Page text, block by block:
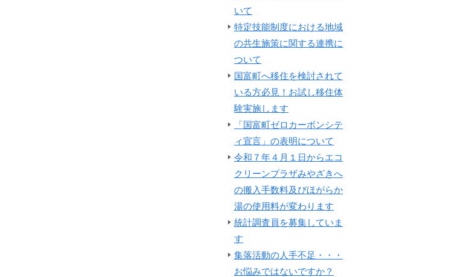
いて
特定技能制度における地域
の共生施策に関する連携に
ついて
国富町へ移住を検討されて
いる方必見！お試し移住体
験実施します
「国富町ゼロカーボンシテ
ィ宣言」の表明について
令和７年４月１日からエコ
クリーンプラザみやざきへ
の搬入手数料及びほがらか
湯の使用料が変わります
統計調査員を募集していま
す
集落活動の人手不足・・・
お悩みではないですか？